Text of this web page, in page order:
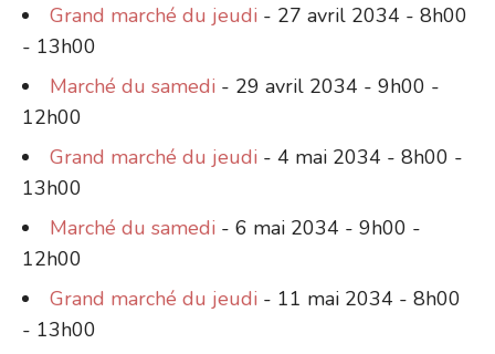
Grand marché du jeudi - 27 avril 2034 - 8h00
- 13h00
Marché du samedi - 29 avril 2034 - 9h00 -
12h00
Grand marché du jeudi - 4 mai 2034 - 8h00 -
13h00
Marché du samedi - 6 mai 2034 - 9h00 -
12h00
Grand marché du jeudi - 11 mai 2034 - 8h00
- 13h00